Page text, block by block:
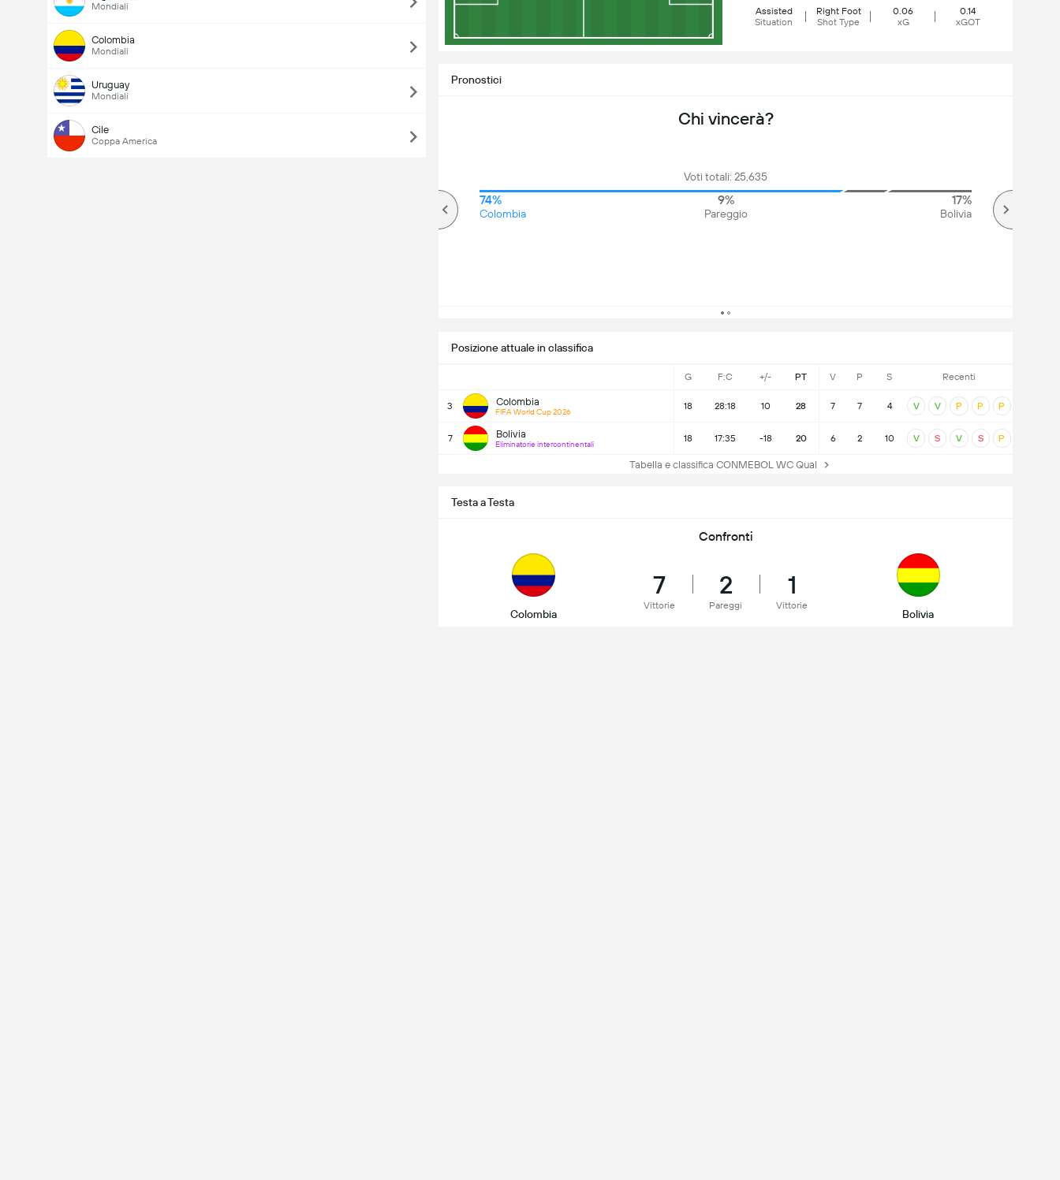
Mondiali
Colombia
Mondiali
Uruguay
Mondiali
Cile
Coppa America
Assisted
Situation
Right Foot
Shot Type
0.06
xG
0.14
xGOT
Posizione attuale in classifica
G F:C +/- PT V P S Recenti
3 Colombia
FIFA World Cup 2026
18 28:18 10 28 7 7 4 V V P P P
7 Bolivia
Eliminatorie intercontinentali
18 17:35 -18 20 6 2 10 V S V S P
Tabella e classifica CONMEBOL WC Qual
Pronostici
Chi vincerà?
Voti totali: 25,635
74%
Colombia
9%
Pareggio
17%
Bolivia
Numero totale di goal nella partita (2.5)
Testa a Testa
Confronti
Colombia
7
Vittorie
2
Pareggi
1
Vittorie
Bolivia